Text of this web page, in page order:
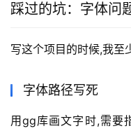
踩过的坑：字体问
写这个项目的时候,我至
字体路径写死
用gg库画文字时,需要